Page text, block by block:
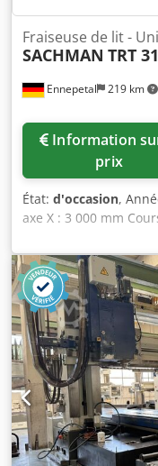
Ennepetal 219 km
Fraiseuse de lit -
SACHMAN TRT
prix
État: d'occasion,
axe X : 3 000 mm
axe Z : 1 500 mm
2 000 mm
broche : 60 – 3 600
Avances : mm/min
Puissance de
totale requise : 48
machine : environ 47
3 m Commande
numérique. La
axe C (rotation de la
La machine est
interne, d’un